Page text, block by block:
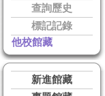
查詢歷史
標記記錄
他校館藏
新進館藏